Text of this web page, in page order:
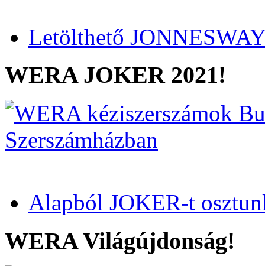
Letölthető
WERA JOKER 2021!
Alapból JOKER-t
WERA Világújdonság!